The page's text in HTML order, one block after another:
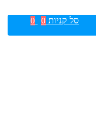
סל קניות 0
0